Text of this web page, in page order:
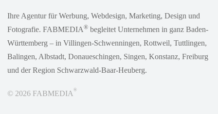
Ihre Agentur für Werbung, Webdesign, Marketing, Design und
Fotografie. FABMEDIA® begleitet Unternehmen in ganz Baden-
Württemberg – in Villingen-Schwenningen, Rottweil, Tuttlingen,
Balingen, Albstadt, Donaueschingen, Singen, Konstanz, Freiburg
und der Region Schwarzwald-Baar-Heuberg.
© 2026 FABMEDIA ®